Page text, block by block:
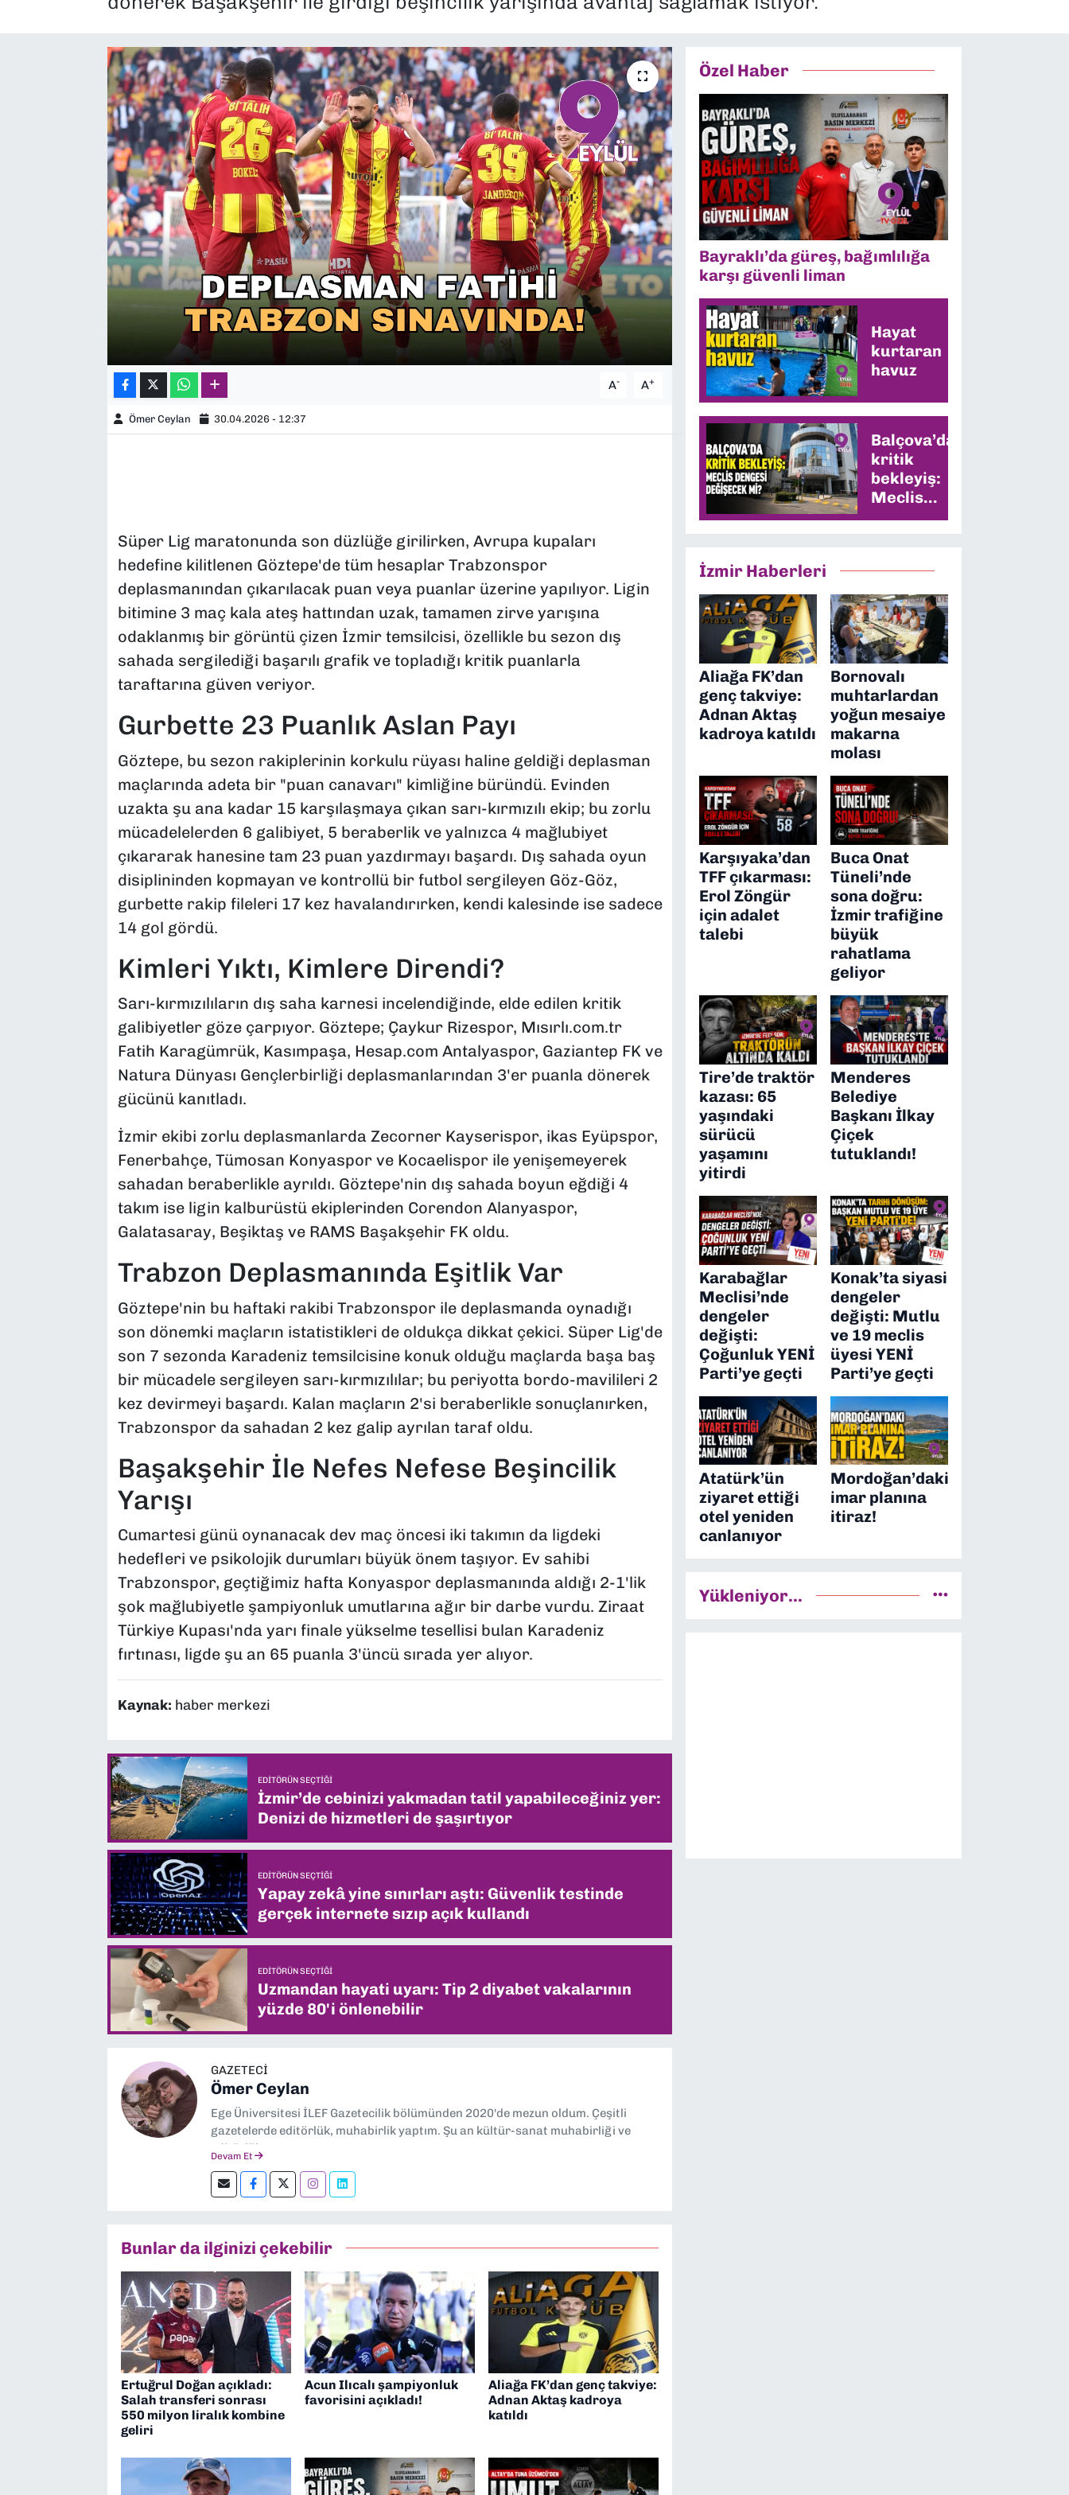
A- A+
Ömer Ceylan 30.04.2026 - 12:37
Süper Lig maratonunda son düzlüğe girilirken, Avrupa kupaları
hedefine kilitlenen Göztepe'de tüm hesaplar Trabzonspor
deplasmanından çıkarılacak puan veya puanlar üzerine yapılıyor. Ligin
bitimine 3 maç kala ateş hattından uzak, tamamen zirve yarışına
odaklanmış bir görüntü çizen İzmir temsilcisi, özellikle bu sezon dış
sahada sergilediği başarılı grafik ve topladığı kritik puanlarla
taraftarına güven veriyor.
Gurbette 23 Puanlık Aslan Payı
Göztepe, bu sezon rakiplerinin korkulu rüyası haline geldiği deplasman
maçlarında adeta bir "puan canavarı" kimliğine büründü. Evinden
uzakta şu ana kadar 15 karşılaşmaya çıkan sarı-kırmızılı ekip; bu zorlu
mücadelelerden 6 galibiyet, 5 beraberlik ve yalnızca 4 mağlubiyet
çıkararak hanesine tam 23 puan yazdırmayı başardı. Dış sahada oyun
disiplininden kopmayan ve kontrollü bir futbol sergileyen Göz-Göz,
gurbette rakip fileleri 17 kez havalandırırken, kendi kalesinde ise sadece
14 gol gördü.
Kimleri Yıktı, Kimlere Direndi?
Sarı-kırmızılıların dış saha karnesi incelendiğinde, elde edilen kritik
galibiyetler göze çarpıyor. Göztepe; Çaykur Rizespor, Mısırlı.com.tr
Fatih Karagümrük, Kasımpaşa, Hesap.com Antalyaspor, Gaziantep FK ve
Natura Dünyası Gençlerbirliği deplasmanlarından 3'er puanla dönerek
gücünü kanıtladı.
İzmir ekibi zorlu deplasmanlarda Zecorner Kayserispor, ikas Eyüpspor,
Fenerbahçe, Tümosan Konyaspor ve Kocaelispor ile yenişemeyerek
sahadan beraberlikle ayrıldı. Göztepe'nin dış sahada boyun eğdiği 4
takım ise ligin kalburüstü ekiplerinden Corendon Alanyaspor,
Galatasaray, Beşiktaş ve RAMS Başakşehir FK oldu.
Trabzon Deplasmanında Eşitlik Var
Göztepe'nin bu haftaki rakibi Trabzonspor ile deplasmanda oynadığı
son dönemki maçların istatistikleri de oldukça dikkat çekici. Süper Lig'de
son 7 sezonda Karadeniz temsilcisine konuk olduğu maçlarda başa baş
bir mücadele sergileyen sarı-kırmızılılar; bu periyotta bordo-mavilileri 2
kez devirmeyi başardı. Kalan maçların 2'si beraberlikle sonuçlanırken,
Trabzonspor da sahadan 2 kez galip ayrılan taraf oldu.
Başakşehir İle Nefes Nefese Beşincilik
Yarışı
Cumartesi günü oynanacak dev maç öncesi iki takımın da ligdeki
hedefleri ve psikolojik durumları büyük önem taşıyor. Ev sahibi
Trabzonspor, geçtiğimiz hafta Konyaspor deplasmanında aldığı 2-1'lik
şok mağlubiyetle şampiyonluk umutlarına ağır bir darbe vurdu. Ziraat
Türkiye Kupası'nda yarı finale yükselme tesellisi bulan Karadeniz
fırtınası, ligde şu an 65 puanla 3'üncü sırada yer alıyor.
Kaynak: haber merkezi
EDITÖRÜN SEÇTIĞI
İzmir’de cebinizi yakmadan tatil yapabileceğiniz yer:
Denizi de hizmetleri de şaşırtıyor
EDITÖRÜN SEÇTIĞI
Yapay zekâ yine sınırları aştı: Güvenlik testinde
gerçek internete sızıp açık kullandı
EDITÖRÜN SEÇTIĞI
Uzmandan hayati uyarı: Tip 2 diyabet vakalarının
yüzde 80'i önlenebilir
GAZETECİ
Ömer Ceylan
Ege Üniversitesi İLEF Gazetecilik bölümünden 2020'de mezun oldum. Çeşitli
gazetelerde editörlük, muhabirlik yaptım. Şu an kültür-sanat muhabirliği ve
editörlük yapıyorum.
Devam Et
Bunlar da ilginizi çekebilir
Ertuğrul Doğan açıkladı:
Salah transferi sonrası
550 milyon liralık kombine
geliri
Acun Ilıcalı şampiyonluk
favorisini açıkladı!
Aliağa FK’dan genç takviye:
Adnan Aktaş kadroya
katıldı
Özel Haber
Bayraklı’da güreş, bağımlılığa
karşı güvenli liman
Hayat
kurtaran
havuz
Balçova’da
kritik
bekleyiş:
Meclis
dengesi
İzmir Haberleri
Aliağa FK’dan
genç takviye:
Adnan Aktaş
kadroya katıldı
Bornovalı
muhtarlardan
yoğun mesaiye
makarna
molası
Karşıyaka’dan
TFF çıkarması:
Erol Zöngür
için adalet
talebi
Buca Onat
Tüneli’nde
sona doğru:
İzmir trafiğine
büyük
rahatlama
geliyor
Tire’de traktör
kazası: 65
yaşındaki
sürücü
yaşamını
yitirdi
Menderes
Belediye
Başkanı İlkay
Çiçek
tutuklandı!
Karabağlar
Meclisi’nde
dengeler
değişti:
Çoğunluk YENİ
Parti’ye geçti
Konak’ta siyasi
dengeler
değişti: Mutlu
ve 19 meclis
üyesi YENİ
Parti’ye geçti
Atatürk’ün
ziyaret ettiği
otel yeniden
canlanıyor
Mordoğan’daki
imar planına
itiraz!
Yükleniyor...
TEKNOLOJİ
YEREL YÖNETİMLER